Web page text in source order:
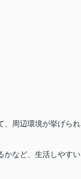
、周辺環境が挙げられ
かなど、生活しやすい